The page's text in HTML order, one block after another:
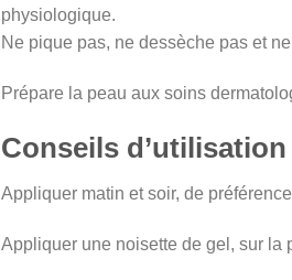
physiologique.
Ne pique pas, ne dessèche pas et
Prépare la peau aux soins
Conseils d’utilisation
Appliquer matin et soir, de
Appliquer une noisette de gel, sur la